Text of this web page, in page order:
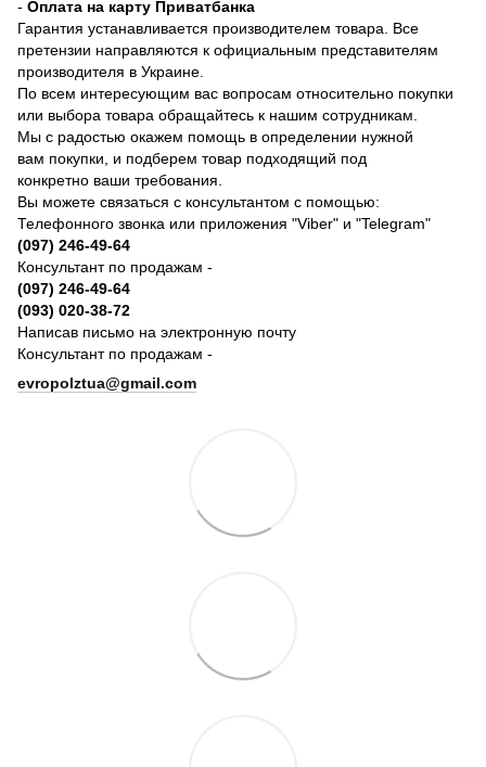
- Оплата на карту Приватбанка
Гарантия устанавливается производителем товара. Все
претензии направляются к официальным представителям
производителя в Украине.
По всем интересующим вас вопросам относительно покупки
или выбора товара обращайтесь к нашим сотрудникам.
Мы с радостью окажем помощь в определении нужной
вам покупки, и подберем товар подходящий под
конкретно ваши требования.
Вы можете связаться с консультантом с помощью:
Телефонного звонка или приложения "Viber" и "Telegram"
(097) 246-49-64
Консультант по продажам -
(097) 246-49-64
(093) 020-38-72
Написав письмо на электронную почту
Консультант по продажам -
evropolztua@gmail.com